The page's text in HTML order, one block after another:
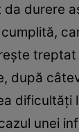
da durere
după
dificultăţi
unei